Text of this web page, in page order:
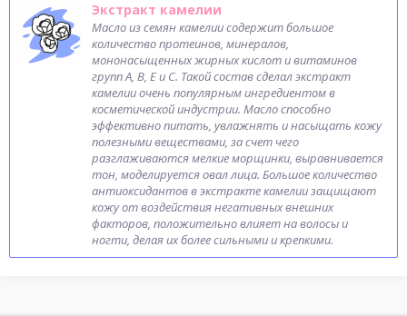
Экстракт камелии
Масло из семян камелии содержит большое
количество протеинов, минералов,
мононасыщенных жирных кислот и витаминов
групп A, B, E и С. Такой состав сделал экстракт
камелии очень популярным ингредиентом в
косметической индустрии. Масло способно
эффективно питать, увлажнять и насыщать кожу
полезными веществами, за счет чего
разглаживаются мелкие морщинки, выравнивается
тон, моделируется овал лица. Большое количество
антиоксидантов в экстракте камелии защищают
кожу от воздействия негативных внешних
факторов, положительно влияет на волосы и
ногти, делая их более сильными и крепкими.